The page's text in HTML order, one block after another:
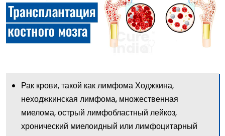
Рак крови, такой каклимфома Ходжкина,
неходжкинская лимфома, множественная
миелома,острый лимфобластный лейкоз,
хронический миелоидный или лимфоцитарный